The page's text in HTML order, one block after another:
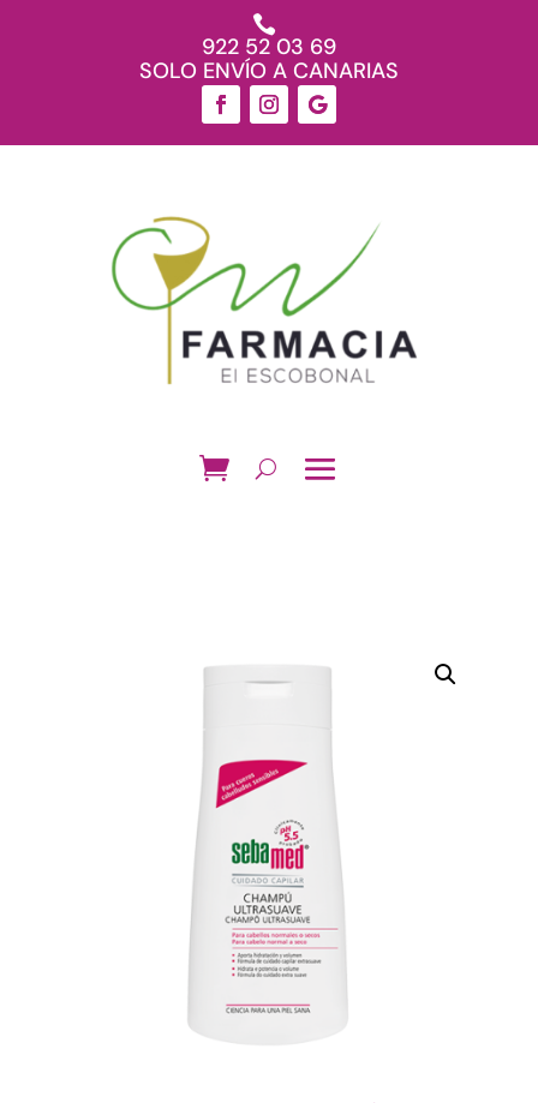

922 52 03 69
SOLO ENVÍO A CANARIAS